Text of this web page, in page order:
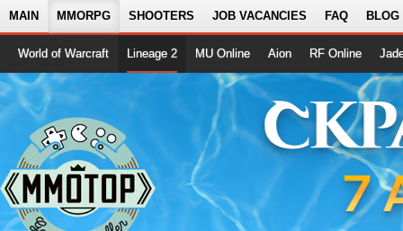
MAIN MMORPG SHOOTERS JOB VACANCIES FAQ BLOG
World of Warcraft Lineage 2 MU Online Aion RF Online